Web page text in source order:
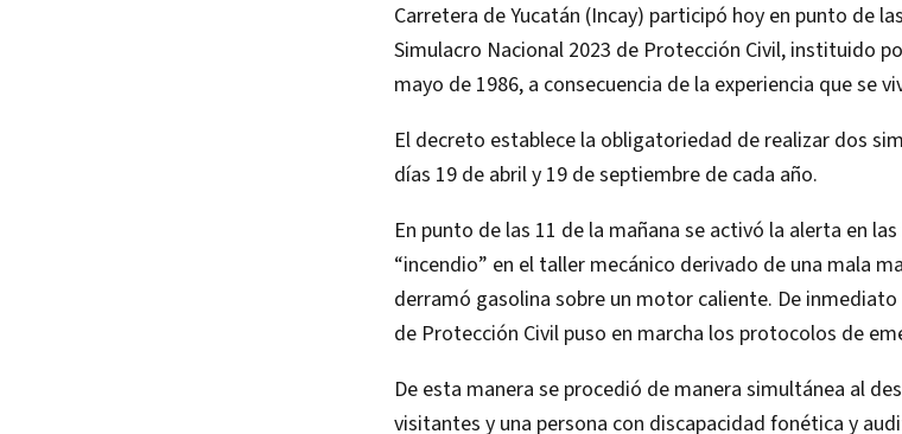
Carretera de Yucatán (Incay) participó hoy en punto de
Simulacro Nacional 2023 de Protección Civil, instituido
mayo de 1986, a consecuencia de la experiencia que se
El decreto establece la obligatoriedad de realizar dos
días 19 de abril y 19 de septiembre de cada año.
En punto de las 11 de la mañana se activó la alerta en
“incendio” en el taller mecánico derivado de una mala
derramó gasolina sobre un motor caliente. De
de Protección Civil puso en marcha los protocolos de
De esta manera se procedió de manera simultánea al
visitantes y una persona con discapacidad fonética y